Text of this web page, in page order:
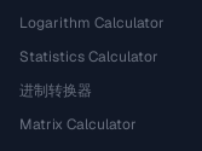
Logarithm Calculator
Statistics Calculator
进制转换器
Matrix Calculator